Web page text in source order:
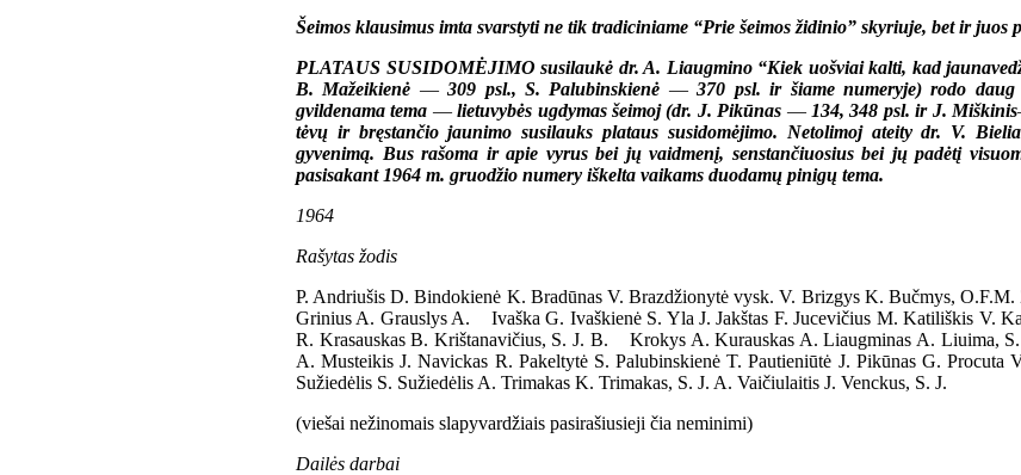
Šeimos klausimus imta svarstyti ne tik tradiciniame “Prie šeimos židinio” skyriuje, bet ir
PLATAUS SUSIDOMĖJIMO susilaukė dr. A. Liaugmino “Kiek uošviai kalti, kad
B. Mažeikienė —309 psl., S. Palubinskienė —370 psl. ir šiame numeryje) rodo daug
gvildenama tema —lietuvybės ugdymas šeimoj (dr. J. Pikūnas — 134, 348 psl. ir J. Miškinis
tėvų ir bręstančio jaunimo susilauks plataus susidomėjimo. Netolimoj ateity dr. V.
gyvenimą. Bus rašoma ir apie vyrus bei jų vaidmenį, senstančiuosius bei jų padėtį
pasisakant 1964 m. gruodžio numery iškelta vaikams duodamų pinigų tema.
1964
Rašytas žodis
P. Andriušis D. Bindokienė K. Bradūnas V. Brazdžionytė vysk. V. Brizgys K. Bučmys,
Grinius A. Grauslys A. Ivaška G. Ivaškienė S. Yla J. Jakštas F. Jucevičius M. Katiliškis V.
R. Krasauskas B. Krištanavičius, S. J. B. Krokys A. Kurauskas A. Liaugminas A. Liuima,
A. Musteikis J. Navickas R. Pakeltytė S. Palubinskienė T. Pautieniūtė J. Pikūnas G.
Sužiedėlis S. Sužiedėlis A. Trimakas K. Trimakas, S. J. A. Vaičiulaitis J. Venckus, S. J.
(viešai nežinomais slapyvardžiais pasirašiusieji čia neminimi)
Dailės darbai